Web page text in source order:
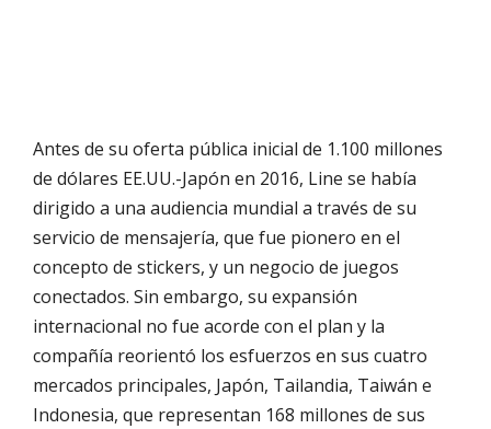
Antes de su oferta pública inicial de 1.100 millones
de dólares EE.UU.-Japón en 2016, Line se había
dirigido a una audiencia mundial a través de su
servicio de mensajería, que fue pionero en el
concepto de stickers, y un negocio de juegos
conectados. Sin embargo, su expansión
internacional no fue acorde con el plan y la
compañía reorientó los esfuerzos en sus cuatro
mercados principales, Japón, Tailandia, Taiwán e
Indonesia, que representan 168 millones de sus